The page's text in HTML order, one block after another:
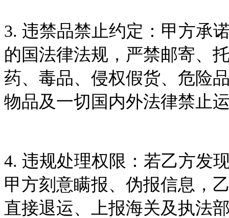
3. 违禁品禁止约定 ：甲方承
的国法律法规，严禁邮寄、
药、毒品、侵权假货、危险
物品及一切国内外法律禁止
4. 违规处理权限 ：若乙方发
甲方刻意瞒报、伪报信息，
直接退运、上报海关及执法